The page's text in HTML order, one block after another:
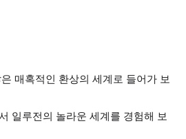
매혹적인 환상의 세계로 들어가 보
일루전의 놀라운 세계를 경험해 보